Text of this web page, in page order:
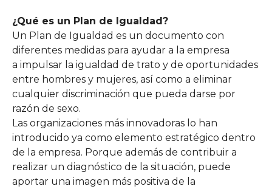
¿Qué es un Plan de Igualdad?
Un Plan de Igualdad es un documento con
diferentes medidas para ayudar a la empresa
a impulsar la igualdad de trato y de oportunidades
entre hombres y mujeres, así como a eliminar
cualquier discriminación que pueda darse por
razón de sexo.
Las organizaciones más innovadoras lo han
introducido ya como elemento estratégico dentro
de la empresa. Porque además de contribuir a
realizar un diagnóstico de la situación, puede
aportar una imagen más positiva de la